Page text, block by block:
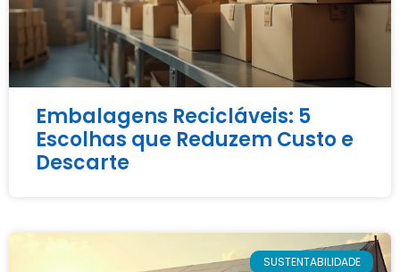
Embalagens Recicláveis: 5
Escolhas que Reduzem Custo e
Descarte
SUSTENTABILIDADE